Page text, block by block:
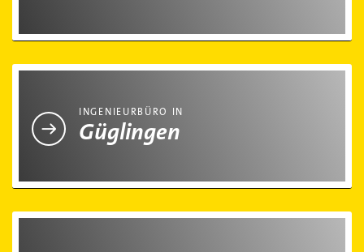
INGENIEURBÜRO IN
Güglingen